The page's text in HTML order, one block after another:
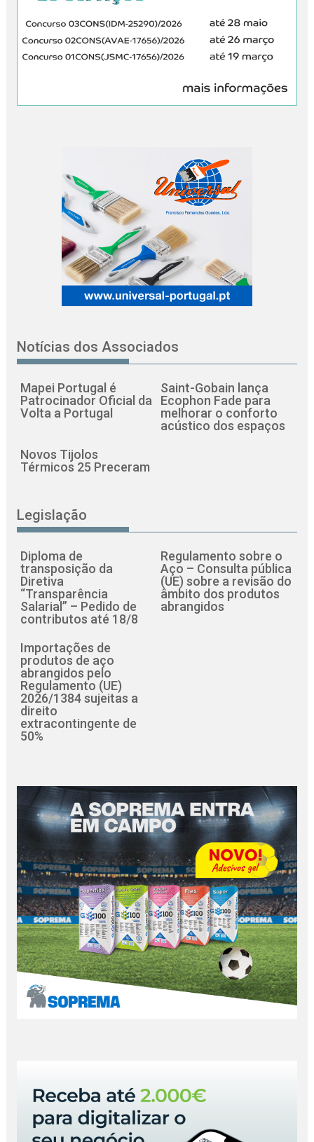
Notícias dos Associados
Mapei Portugal é
Patrocinador Oficial da
Volta a Portugal
Saint-Gobain lança
Ecophon Fade para
melhorar o conforto
acústico dos espaços
Novos Tijolos
Térmicos 25 Preceram
Legislação
Diploma de
transposição da
Diretiva
“Transparência
Salarial” – Pedido de
contributos até 18/8
Regulamento sobre o
Aço – Consulta pública
(UE) sobre a revisão do
âmbito dos produtos
abrangidos
Importações de
produtos de aço
abrangidos pelo
Regulamento (UE)
2026/1384 sujeitas a
direito
extracontingente de
50%